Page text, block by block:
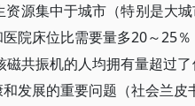
源集中于城市（特别是大
院床位比需要量多20～25
磁共振机的人均拥有量超过
发展的重要问题（社会兰皮